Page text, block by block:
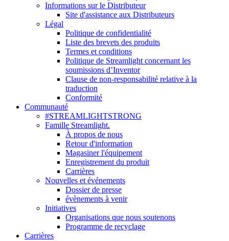
Informations sur le Distributeur
Site d'assistance aux Distributeurs
Légal
Politique de confidentialité
Liste des brevets des produits
Termes et conditions
Politique de Streamlight concernant les
soumissions d’Inventor
Clause de non-responsabilité relative à la
traduction
Conformité
Communauté
#STREAMLIGHTSTRONG
Famille Streamlight.
À propos de nous
Retour d'information
Magasiner l'équipement
Enregistrement du produit
Carrières
Nouvelles et événements
Dossier de presse
évènements à venir
Initiatives
Organisations que nous soutenons
Programme de recyclage
Carrières